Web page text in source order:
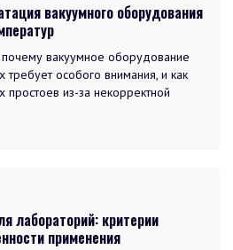
вакуумного оборудования
почему вакуумное оборудование
требует особого внимания, и как
простоев из-за некорректной
лабораторий: критерии
применения